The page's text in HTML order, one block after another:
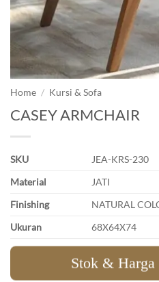
Home / Kursi & Sofa
CASEY ARMCHAIR
SKU
JEA-KRS-230
Material
JATI
Finishing
NATURAL
Ukuran
68X64X74
Stok & Harga